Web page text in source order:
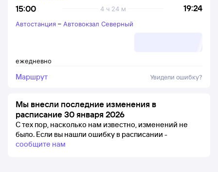
15:00 19:24
4 ч 24 м
ежедневно
Автостанция – Автовокзал Северный
Маршрут Увидели ошибку?
Мы внесли последние изменения в
расписание 30 января 2026
С тех пор, насколько нам известно, изменений не
было. Если вы нашли ошибку в расписании -
сообщите нам